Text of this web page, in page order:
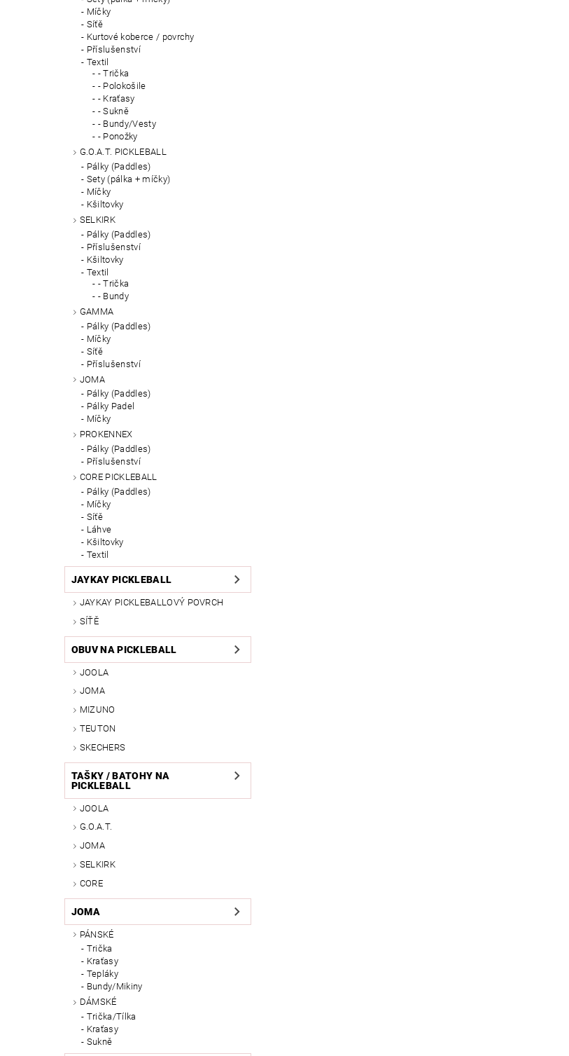
Míčky
Síťě
Kurtové koberce / povrchy
Příslušenství
Textil
- Trička
- Polokošile
- Kraťasy
- Sukně
- Bundy/Vesty
- Ponožky
G.O.A.T. PICKLEBALL
Pálky (Paddles)
Sety (pálka + míčky)
Míčky
Kšiltovky
SELKIRK
Pálky (Paddles)
Příslušenství
Kšiltovky
Textil
- Trička
- Bundy
GAMMA
Pálky (Paddles)
Míčky
Síťě
Příslušenství
JOMA
Pálky (Paddles)
Pálky Padel
Míčky
PROKENNEX
Pálky (Paddles)
Příslušenství
CORE PICKLEBALL
Pálky (Paddles)
Míčky
Síťě
Láhve
Kšiltovky
Textil
JAYKAY PICKLEBALL
JAYKAY PICKLEBALLOVÝ POVRCH
SÍŤĚ
OBUV NA PICKLEBALL
JOOLA
JOMA
MIZUNO
TEUTON
SKECHERS
TAŠKY / BATOHY NA
PICKLEBALL
JOOLA
G.O.A.T.
JOMA
SELKIRK
CORE
JOMA
PÁNSKÉ
Trička
Kraťasy
Tepláky
Bundy/Mikiny
DÁMSKÉ
Trička/Tílka
Kraťasy
Sukně